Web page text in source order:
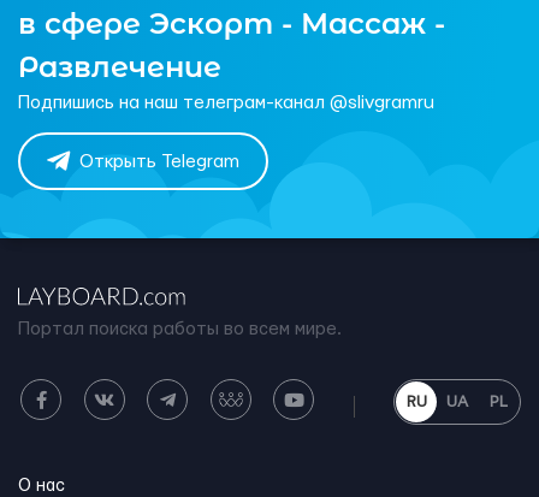
в сфере Эскорт - Массаж -
Развлечение
Подпишись на наш телеграм-канал @slivgramru
Открыть Telegram
Портал поиска работы во всем мире.
RU UA PL
О нас